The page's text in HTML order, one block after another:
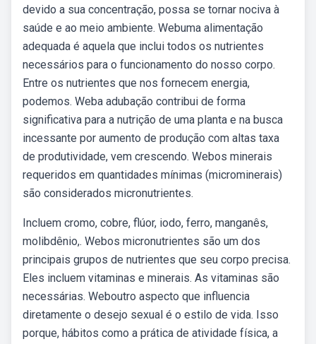
devido a sua concentração, possa se tornar nociva à
saúde e ao meio ambiente. Webuma alimentação
adequada é aquela que inclui todos os nutrientes
necessários para o funcionamento do nosso corpo.
Entre os nutrientes que nos fornecem energia,
podemos. Weba adubação contribui de forma
significativa para a nutrição de uma planta e na busca
incessante por aumento de produção com altas taxa
de produtividade, vem crescendo. Webos minerais
requeridos em quantidades mínimas (microminerais)
são considerados micronutrientes.
Incluem cromo, cobre, flúor, iodo, ferro, manganês,
molibdênio,. Webos micronutrientes são um dos
principais grupos de nutrientes que seu corpo precisa.
Eles incluem vitaminas e minerais. As vitaminas são
necessárias. Weboutro aspecto que influencia
diretamente o desejo sexual é o estilo de vida. Isso
porque, hábitos como a prática de atividade física, a